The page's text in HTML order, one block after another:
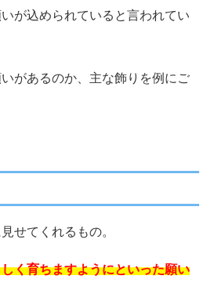
が込められていると言われてい
があるのか、主な飾りを例にご
せてくれるもの。
く育ちますようにといった願い